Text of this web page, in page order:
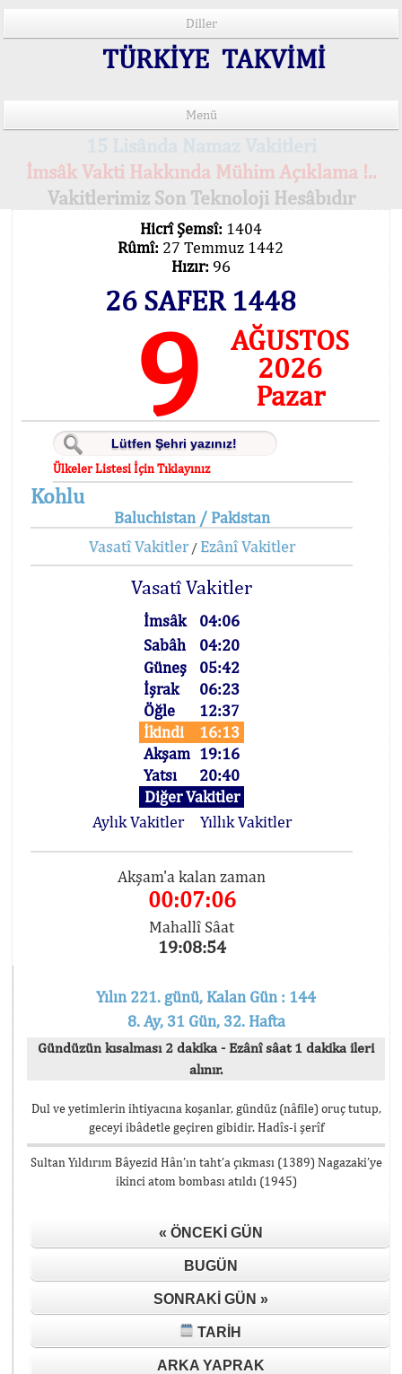
Diller
TÜRKİYE TAKVİMİ
Menü
İmsâk Vakti Hakkında Mühim Açıklama !..
Vakitlerimiz Son Teknoloji Hesâbıdır
Hicrî Şemsî: 1404
Rûmî: 27 Temmuz 1442
Hızır: 96
26 SAFER 1448
9
AĞUSTOS
2026
Pazar
Ülkeler Listesi İçin Tıklayınız
Kohlu
Baluchistan / Pakistan
Vasatî Vakitler/ Ezânî Vakitler
Vasatî Vakitler
İmsâk
04:06
Sabâh
04:20
Güneş
05:42
İşrak
06:23
Öğle
12:37
İkindi
16:13
Akşam 19:16
Yatsı
20:40
Diğer Vakitler
Aylık Vakitler
Yıllık Vakitler
Akşam'a kalan zaman
00:07:06
Mahallî Sâat
19:08:54
Yılın 221. günü, Kalan Gün : 144
8. Ay, 31 Gün, 32. Hafta
Gündüzün kısalması 2 dakika - Ezânî sâat 1 dakika ileri
alınır.
Dul ve yetimlerin ihtiyacına koşanlar, gündüz (nâfile) oruç tutup,
geceyi ibâdetle geçiren gibidir. Hadîs-i şerîf
Sultan Yıldırım Bâyezid Hân’ın taht’a çıkması (1389) Nagazaki’ye
ikinci atom bombası atıldı (1945)
« ÖNCEKI GÜN
BUGÜN
SONRAKI GÜN »
TARIH
ARKA YAPRAK